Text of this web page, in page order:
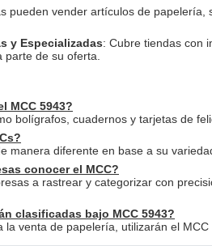
pueden vender artículos de papelería,
y Especializadas: Cubre tiendas con
de su oferta.
MCC 5943?
bolígrafos, cuadernos y tarjetas de
manera diferente en base a su
conocer el MCC?
a rastrear y categorizar con
clasificadas bajo MCC 5943?
venta de papelería, utilizarán el MCC